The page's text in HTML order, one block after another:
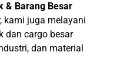
& Barang Besar
kami juga melayani
dan cargo besar
dan material